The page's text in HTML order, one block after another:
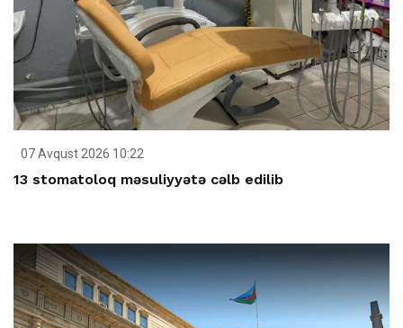
07 Avqust 2026 10:22
13 stomatoloq məsuliyyətə cəlb edilib